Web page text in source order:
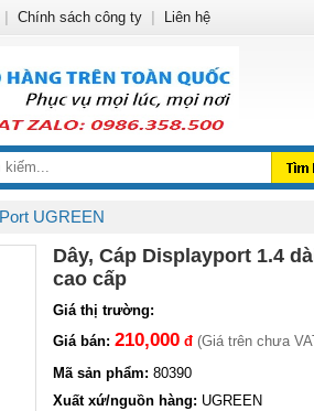
UGREEN
Dây, Cáp Displayport 1.4
cao cấp
Giá thị trường:
Giá bán: 210,000 đ (Giá trên chưa
Mã sản phẩm: 80390
Xuất xứ/nguồn hàng: UGREEN
Chính sách công ty Liên hệ